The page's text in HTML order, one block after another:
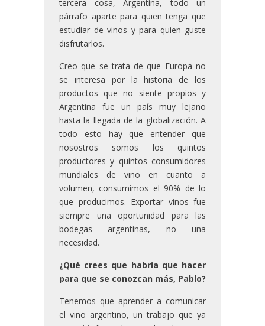
tercera cosa, Argentina, todo un
párrafo aparte para quien tenga que
estudiar de vinos y para quien guste
disfrutarlos.
Creo que se trata de que Europa no
se interesa por la historia de los
productos que no siente propios y
Argentina fue un país muy lejano
hasta la llegada de la globalización. A
todo esto hay que entender que
nosostros somos los quintos
productores y quintos consumidores
mundiales de vino en cuanto a
volumen, consumimos el 90% de lo
que producimos. Exportar vinos fue
siempre una oportunidad para las
bodegas argentinas, no una
necesidad.
¿Qué crees que habría que hacer
para que se conozcan más, Pablo?
Tenemos que aprender a comunicar
el vino argentino, un trabajo que ya